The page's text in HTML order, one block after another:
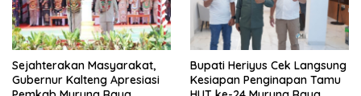
Sejahterakan Masyarakat,
Gubernur Kalteng Apresiasi
Bupati Heriyus Cek Langsung
Kesiapan Penginapan Tamu